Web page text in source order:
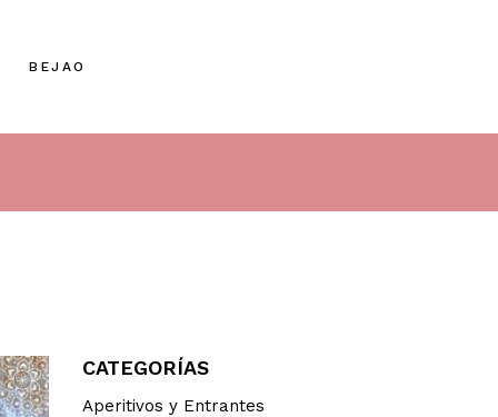
BEJAO
CATEGORÍAS
Aperitivos y Entrantes